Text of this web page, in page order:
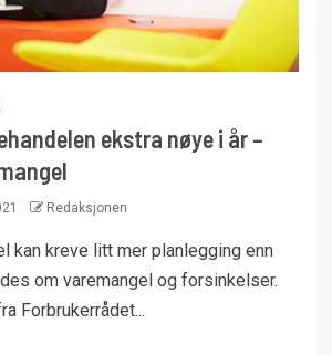
ekstra nøye i år –
Redaksjonen
kan kreve litt mer planlegging enn
om varemangel og forsinkelser.
Forbrukerrådet...